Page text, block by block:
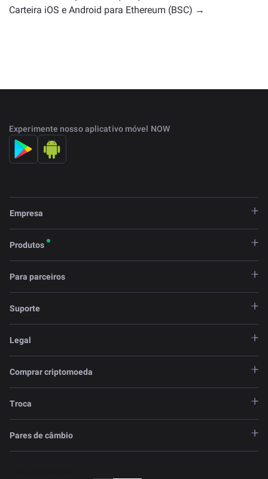
Carteira iOS e Android para Ethereum (BSC) →
Experimente nosso aplicativo móvel NOW
Empresa
Produtos
Para parceiros
Suporte
Legal
Comprar criptomoeda
Troca
Pares de câmbio